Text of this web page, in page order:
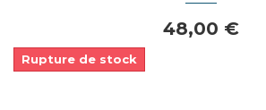
48,00 €
Rupture de stock